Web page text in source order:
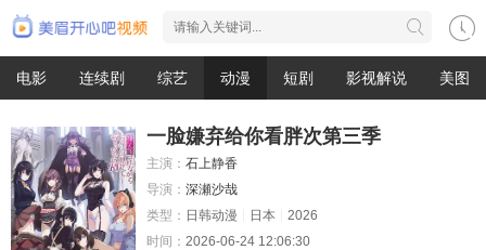
电影 连续剧 综艺 动漫 短剧 影视解说 美图
一脸嫌弃给你看胖次第三季
主演： 石上静香
导演： 深瀬沙哉
类型： 日韩动漫 日本
2026
时间： 2026-06-24 12:06:30